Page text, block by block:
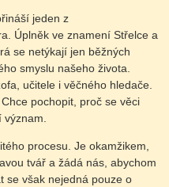
jeden z
Úplněk ve znamení Střelce a
se netýkají jen běžných
smyslu našeho života.
učitele i věčného hledače.
pochopit, proč se věci
význam.
procesu. Je okamžikem,
tvář a žádá nás, abychom
se však nejedná pouze o